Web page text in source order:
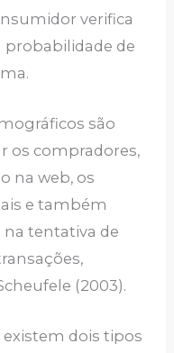
verifica
probabilidade de
são
os compradores,
na web, os
e também
tentativa de
(2003).
dois tipos